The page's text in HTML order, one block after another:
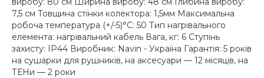
7,5 см Товщина стінки колектора: 1,5мм Максимальна
робоча температура (+/-5)°C: 50 Тип нагрівального
елемента: нагрівальний кабель Вага, кг: 6 Ступінь
захисту: IP44 Виробник: Navin - Україна Гарантія: 5 років
на сушарки для рушників, на аксесуари — 12 місяців, на
ТЕНи — 2 роки